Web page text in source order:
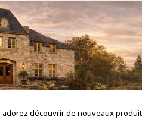
découvrir de nouveaux